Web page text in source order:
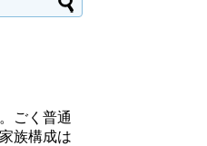
ごく普通
族構成は